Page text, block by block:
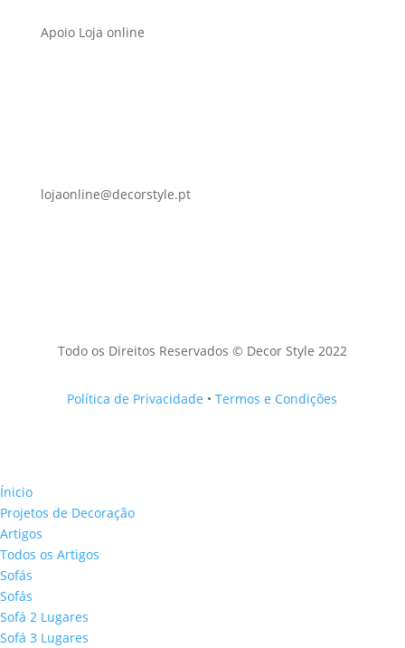
Apoio Loja online
lojaonline@decorstyle.pt
Todo os Direitos Reservados © Decor Style 2022
Política de Privacidade •Termos e Condições
Ínicio
Projetos de Decoração
Artigos
Todos os Artigos
Sofás
Sofás
Sofá 2 Lugares
Sofá 3 Lugares